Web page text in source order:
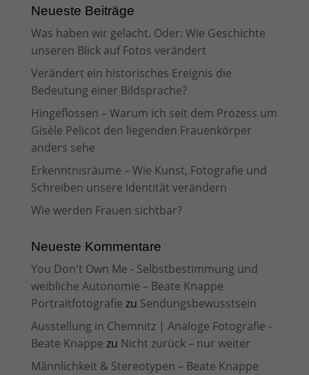
Neueste Beiträge
Was haben wir gelacht. Oder: Wie Geschichte
unseren Blick auf Fotos verändert
Verändert ein historisches Ereignis die
Bedeutung einer Bildsprache?
Hingeflossen – Warum ich seit dem Prozess um
Gisèle Pelicot den liegenden Frauenkörper
anders sehe
Erkenntnisräume – Wie Kunst, Fotografie und
Schreiben unsere Identität verändern
Wie werden Frauen sichtbar?
Neueste Kommentare
You Don't Own Me - Selbstbestimmung und
weibliche Autonomie – Beate Knappe
Portraitfotografie zu Sendungsbewusstsein
Ausstellung in Chemnitz | Analoge Fotografie -
Beate Knappe zu Nicht zurück – nur weiter
Männlichkeit & Stereotypen – Beate Knappe